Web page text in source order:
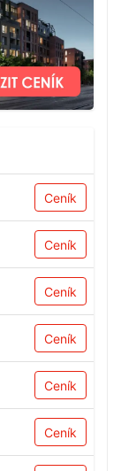
Ceník
Ceník
Ceník
Ceník
Ceník
Ceník